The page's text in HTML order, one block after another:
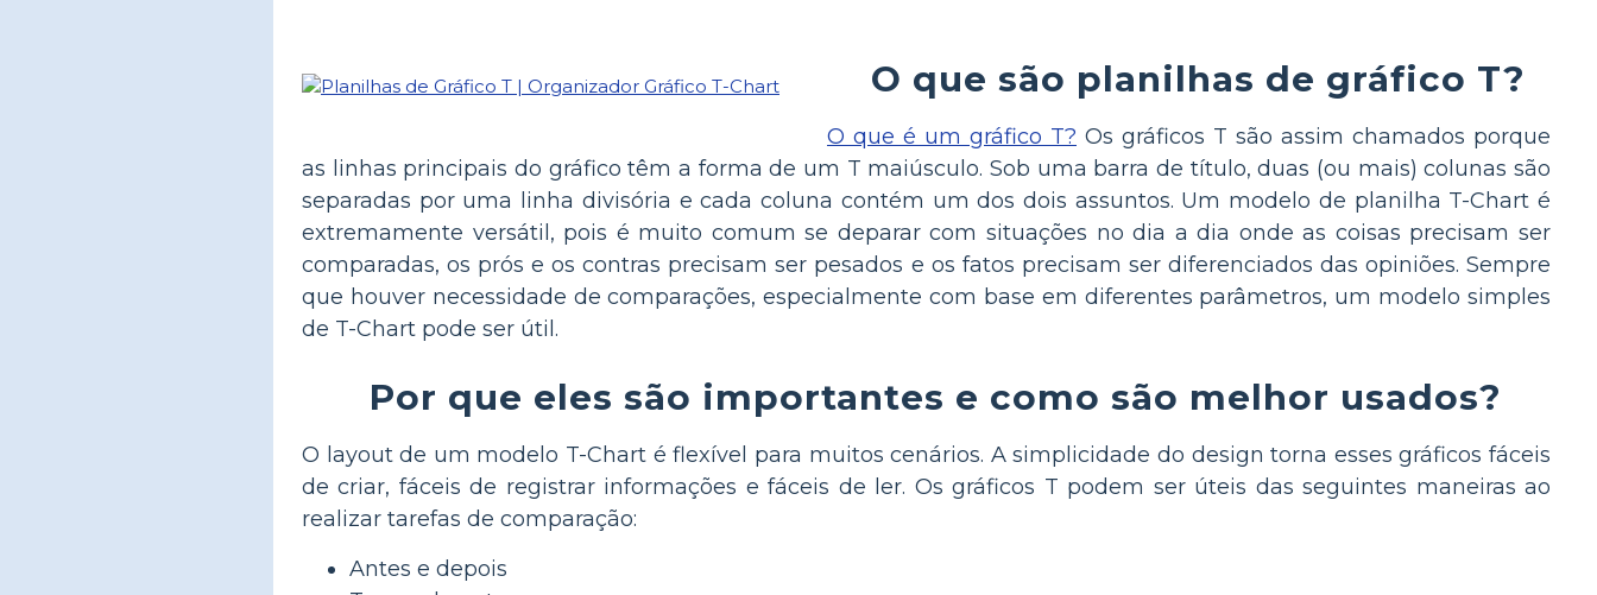
O que são planilhas de gráfico T?
O que é um gráfico T? Os gráficos T são assim chamados porque
as linhas principais do gráfico têm a forma de um T maiúsculo. Sob uma barra de título, duas (ou mais) colunas são
separadas por uma linha divisória e cada coluna contém um dos dois assuntos. Um modelo de planilha T-Chart é
extremamente versátil, pois é muito comum se deparar com situações no dia a dia onde as coisas precisam ser
comparadas, os prós e os contras precisam ser pesados ​​e os fatos precisam ser diferenciados das opiniões. Sempre
que houver necessidade de comparações, especialmente com base em diferentes parâmetros, um modelo simples
de T-Chart pode ser útil.
Por que eles são importantes e como são melhor usados?
O layout de um modelo T-Chart é flexível para muitos cenários. A simplicidade do design torna esses gráficos fáceis
de criar, fáceis de registrar informações e fáceis de ler. Os gráficos T podem ser úteis das seguintes maneiras ao
realizar tarefas de comparação:
Antes e depois